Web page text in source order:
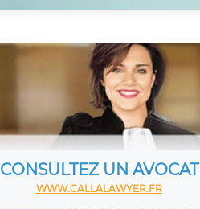
CONSULTEZ UN AVOCAT
WWW.CALLALAWYER.FR